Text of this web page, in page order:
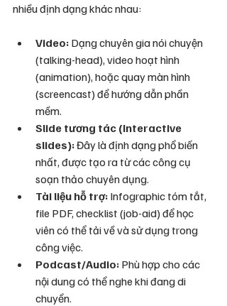
nhiều định dạng khác nhau:
Video: Dạng chuyên gia nói chuyện
(talking-head), video hoạt hình
(animation), hoặc quay màn hình
(screencast) để hướng dẫn phần
mềm.
Slide tương tác (Interactive
slides): Đây là định dạng phổ biến
nhất, được tạo ra từ các công cụ
soạn thảo chuyên dụng.
Tài liệu hỗ trợ: Infographic tóm tắt,
file PDF, checklist (job-aid) để học
viên có thể tải về và sử dụng trong
công việc.
Podcast/Audio: Phù hợp cho các
nội dung có thể nghe khi đang di
chuyển.